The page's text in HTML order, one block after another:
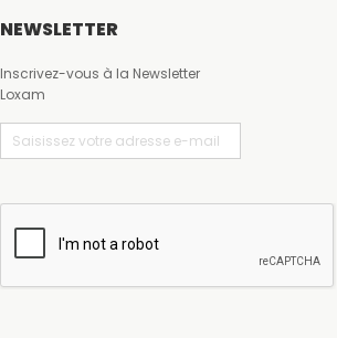
NEWSLETTER
Inscrivez-vous à la Newsletter
Loxam
CAPTCHA